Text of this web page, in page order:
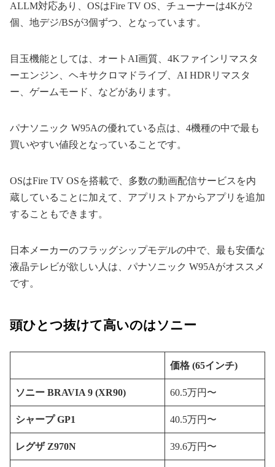
ALLM対応あり、OSはFire TV OS、チューナーは4Kが2
個、地デジ/BSが3個ずつ、となっています。
目玉機能としては、オートAI画質、4Kファインリマスタ
ーエンジン、ヘキサクロマドライブ、AI HDRリマスタ
ー、ゲームモード、などがあります。
パナソニック W95Aの優れている点は、4機種の中で最も
買いやすい値段となっていることです。
OSはFire TV OSを搭載で、多数の動画配信サービスを内
蔵していることに加えて、アプリストアからアプリを追加
することもできます。
日本メーカーのフラッグシップモデルの中で、最も安価な
液晶テレビが欲しい人は、パナソニック W95Aがオススメ
です。
頭ひとつ抜けて高いのはソニー
価格 (65インチ)
ソニー BRAVIA 9 (XR90) 60.5万円〜
シャープ GP1 40.5万円〜
レグザ Z970N 39.6万円〜